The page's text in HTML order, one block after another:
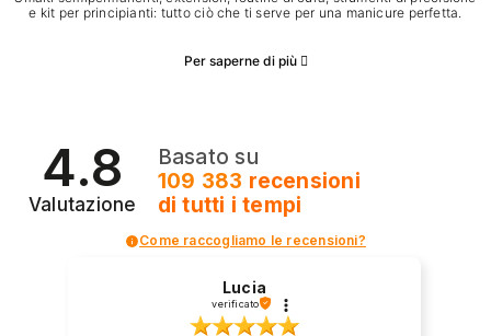
e kit per principianti: tutto ciò che ti serve per una manicure perfetta.
Per saperne di più
4.8
Valutazione
Basato su
109 383 recensioni
di tutti i tempi
Come raccogliamo le recensioni?
Lucia
verificato